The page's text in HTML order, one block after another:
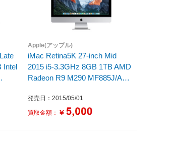
Intel
Apple(アップル)
iMac Retina5K 27-inch Mid
2015 i5-3.3GHz 8GB 1TB AMD
Radeon R9 M290 MF885J/A
発売日：2015/05/01
買取金額： ￥